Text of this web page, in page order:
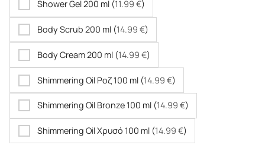
Shower Gel 200 ml (11.99 €)
Body Scrub 200 ml (14.99 €)
Body Cream 200 ml (14.99 €)
Shimmering Oil Ροζ 100 ml (14.99 €)
Shimmering Oil Bronze 100 ml (14.99 €)
Shimmering Oil Χρυσό 100 ml (14.99 €)